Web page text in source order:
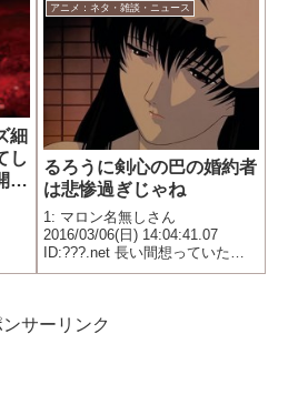
細
し
初
アニメ：ネタ・雑談・ニュース
るろうに剣心の巴の婚約者
は悲惨過ぎじゃね
1: マロン名無しさん
2016/03/06(日) 14:04:41.07
ID:???.net 長い間想っていた人
とようやく婚約にまで至る ↓ も
たま人斬り剣心と出会う ↓ 当然
ンサーリンク